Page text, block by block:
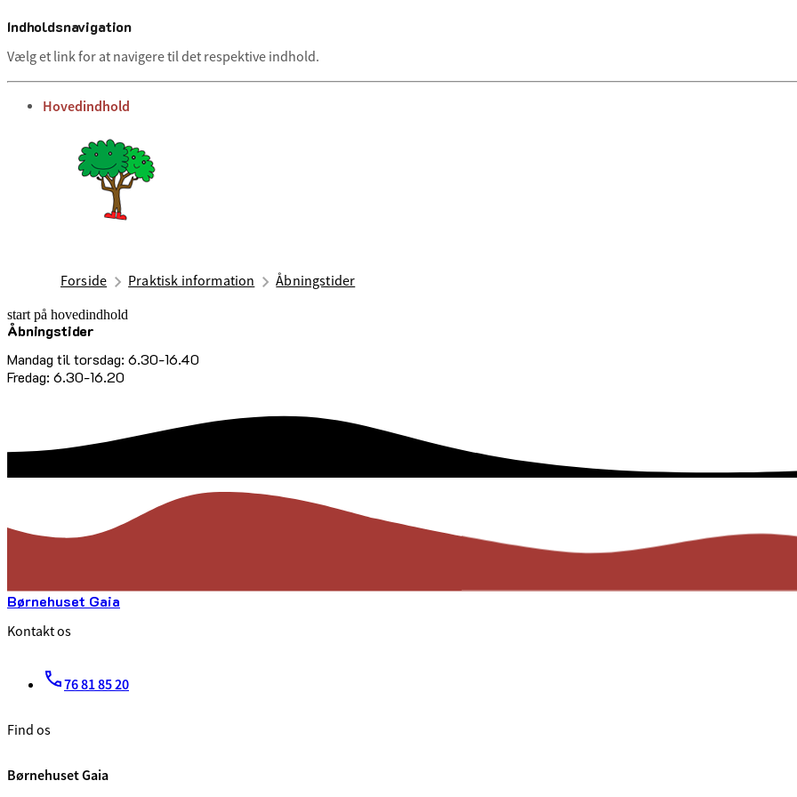
Indholdsnavigation
Vælg et link for at navigere til det respektive indhold.
gå til
Hovedindhold
Forside Praktisk information Åbningstider
start på hovedindhold
Åbningstider
Mandag til torsdag: 6.30-16.40
Fredag: 6.30-16.20
senest opdateret 11. juni 2026
Børnehuset Gaia
Kontakt os
76 81 85 20
Find os
Børnehuset Gaia